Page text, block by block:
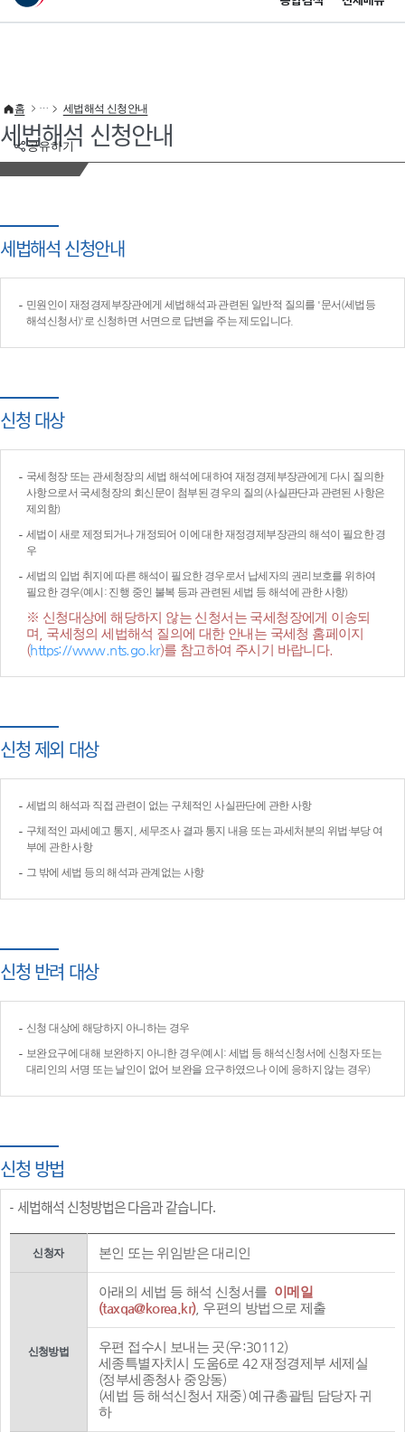
이 누리집은 대한민국 공식 전자정부 누리집입니다.
공유하기
홈 세법해석 신청안내
세법해석 신청안내
세법해석 신청안내
민원인이 재정경제부장관에게 세법해석과 관련된 일반적 질의를 '문서(세법등
해석신청서)'로 신청하면 서면으로 답변을 주는 제도입니다.
신청 대상
국세청장 또는 관세청장의 세법 해석에 대하여 재정경제부장관에게 다시 질의한
사항으로서 국세청장의 회신문이 첨부된 경우의 질의(사실판단과 관련된 사항은
제외함)
세법이 새로 제정되거나 개정되어 이에 대한 재정경제부장관의 해석이 필요한 경
우
세법의 입법 취지에 따른 해석이 필요한 경우로서 납세자의 권리보호를 위하여
필요한 경우(예시: 진행 중인 불복 등과 관련된 세법 등 해석에 관한 사항)
※ 신청대상에 해당하지 않는 신청서는 국세청장에게 이송되
며, 국세청의 세법해석 질의에 대한 안내는 국세청 홈페이지
(https://www.nts.go.kr)를 참고하여 주시기 바랍니다.
신청 제외 대상
세법의 해석과 직접 관련이 없는 구체적인 사실판단에 관한 사항
구체적인 과세예고 통지, 세무조사 결과 통지 내용 또는 과세처분의 위법·부당 여
부에 관한 사항
그 밖에 세법 등의 해석과 관계없는 사항
신청 반려 대상
신청 대상에 해당하지 아니하는 경우
보완요구에 대해 보완하지 아니한 경우(예시: 세법 등 해석신청서에 신청자 또는
대리인의 서명 또는 날인이 없어 보완을 요구하였으나 이에 응하지 않는 경우)
신청 방법
세법해석 신청방법은 다음과 같습니다.
신청자 본인 또는 위임받은 대리인
신청방법
아래의 세법 등 해석 신청서를 이메일
(taxqa@korea.kr), 우편의 방법으로 제출
우편 접수시 보내는 곳(우:30112)
세종특별자치시 도움6로 42 재정경제부 세제실
(정부세종청사 중앙동)
(세법 등 해석신청서 재중) 예규총괄팀 담당자 귀
하